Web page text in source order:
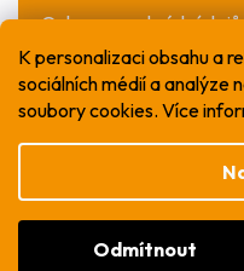
K personalizaci obsahu a
sociálních médií a analýze
soubory cookies. Více
Odmítnout
Ochrana osobních údajů
Copyright 2026